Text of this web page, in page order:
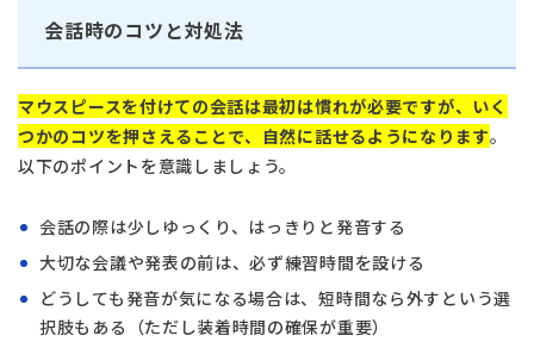
会話時のコツと対処法
マウスピースを付けての会話は最初は慣れが必要ですが、いく
つかのコツを押さえることで、自然に話せるようになります。
以下のポイントを意識しましょう。
会話の際は少しゆっくり、はっきりと発音する
大切な会議や発表の前は、必ず練習時間を設ける
どうしても発音が気になる場合は、短時間なら外すという選
択肢もある（ただし装着時間の確保が重要）